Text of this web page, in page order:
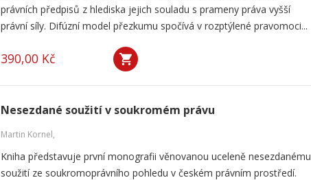
právních předpisů z hlediska jejich souladu s prameny práva vyšší
právní síly. Difúzní model přezkumu spočívá v rozptýlené pravomoci...
390,00 Kč
Nesezdané soužití v soukromém právu
Martin Kornel,
Kniha představuje první monografii věnovanou uceleně nesezdanému
soužití ze soukromoprávního pohledu v českém právním prostředí.